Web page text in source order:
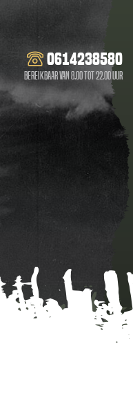
0614238580
Bereikbaar van 8.00 tot 22.00 uur